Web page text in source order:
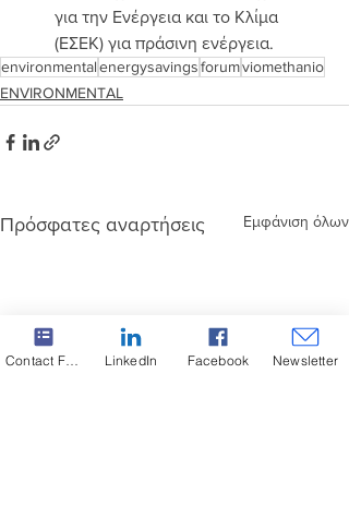
για την Ενέργεια και το Κλίμα
(ΕΣΕΚ) για πράσινη ενέργεια.
environmentalenergysavingsforumviomethanio
ENVIRONMENTAL
Πρόσφατες αναρτήσεις Εμφάνιση όλων
Contact Form LinkedIn Facebook Newsletter